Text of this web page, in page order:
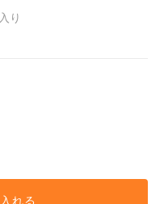
り
れる